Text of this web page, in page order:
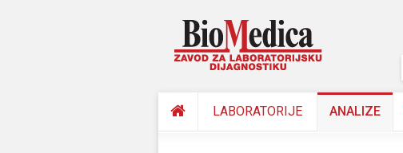
LABORATORIJE ANALIZE